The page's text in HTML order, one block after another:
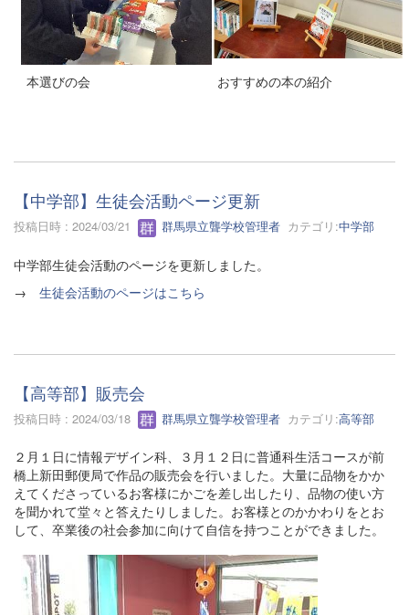
本選びの会 おすすめの本の紹介
【中学部】生徒会活動ページ更新
投稿日時 : 2024/03/21 群馬県立聾学校管理者 カテゴリ:中学部
中学部生徒会活動のページを更新しました。
→ 生徒会活動のページはこちら
【高等部】販売会
投稿日時 : 2024/03/18 群馬県立聾学校管理者 カテゴリ:高等部
２月１日に情報デザイン科、３月１２日に普通科生活コースが前
橋上新田郵便局で作品の販売会を行いました。大量に品物をかか
えてくださっているお客様にかごを差し出したり、品物の使い方
を聞かれて堂々と答えたりしました。お客様とのかかわりをとお
して、卒業後の社会参加に向けて自信を持つことができました。